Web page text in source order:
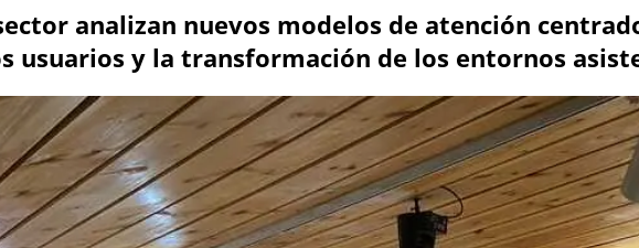
analizan nuevos modelos de atención
usuarios y la transformación de los entornos